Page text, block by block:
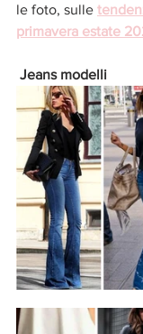
le foto, sulle
primavera estate
Jeans modelli